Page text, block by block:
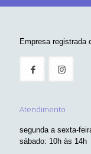
Empresa registrada
Atendimento
segunda a sexta-
sábado: 10h às 14h